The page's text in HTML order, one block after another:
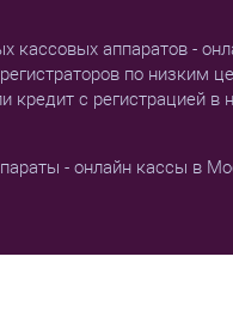
кассовых аппаратов -
по низким
кредит с регистрацией в
- онлайн кассы в